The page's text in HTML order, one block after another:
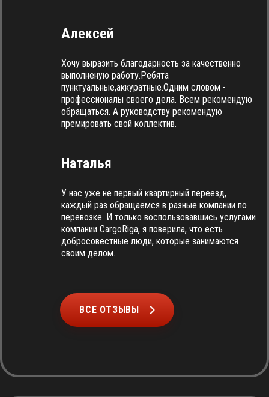
Алексей
Хочу выразить благодарность за качественно
выполненую работу.Ребята
пунктуальные,аккуратные.Одним словом -
профессионалы своего дела. Всем рекомендую
обращаться. А руководству рекомендую
премировать свой коллектив.
Наталья
У нас уже не первый квартирный переезд,
каждый раз обращаемся в разные компании по
перевозке. И только воспользовавшись услугами
компании CargoRiga, я поверила, что есть
добросовестные люди, которые занимаются
своим делом.
ВСЕ ОТЗЫВЫ